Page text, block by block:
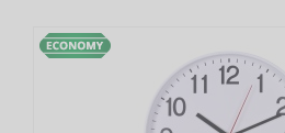
W przypadku użytkowników
wcześniejsza zgoda której
konta. Każda Państwa zgoda jest
dowolnym momencie wycofać.
Polityka prywatności (rozwiń)